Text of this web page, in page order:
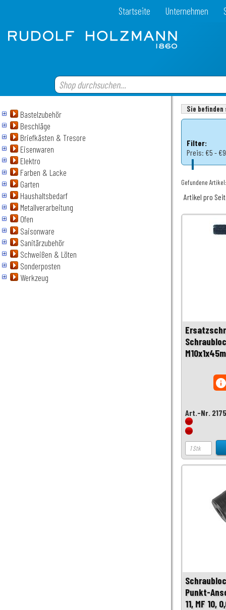
Startseite Unternehmen
Bastelzubehör
Beschläge
Briefkästen & Tresore
Eisenwaren
Elektro
Farben & Lacke
Garten
Haushaltsbedarf
Metallverarbeitung
Ofen
Saisonware
Sanitärzubehör
Schweißen & Löten
Sonderposten
Werkzeug
Sie
Filter:
Preis: €5 -
Gefundene
Artikel pro
Art.-Nr.
Punkt-
11, MF 10,